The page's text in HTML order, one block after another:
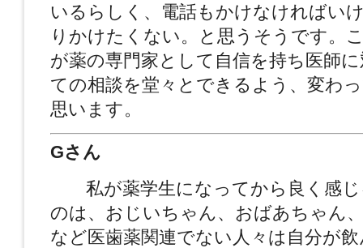
いるらしく、電話もかけなければい
りかけたくない。と思うそうです。
が薬の専門家として自信を持ち医師
ての相談を堂々とできるよう、変わ
思います。
Gさん
私が薬学生になってから良く感じ
のは、おじいちゃん、おばあちゃん
など医歯薬関連でない人々は自分が